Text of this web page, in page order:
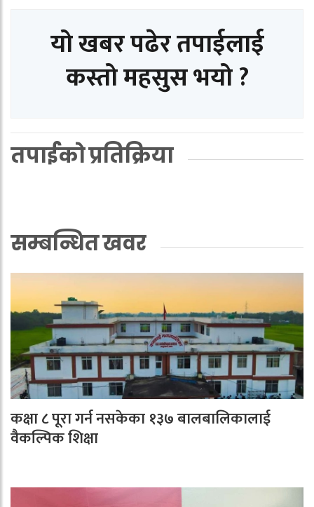
यो खबर पढेर तपाईलाई
कस्तो महसुस भयो ?
तपाईको प्रतिक्रिया
सम्बन्धित खवर
कक्षा ८ पूरा गर्न नसकेका १३७ बालबालिकालाई
वैकल्पिक शिक्षा